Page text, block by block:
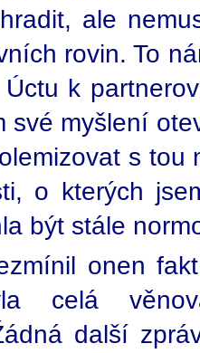
ale
rovin. To
k
své myšlení
s tou
o kterých
být stále
onen
celá
další